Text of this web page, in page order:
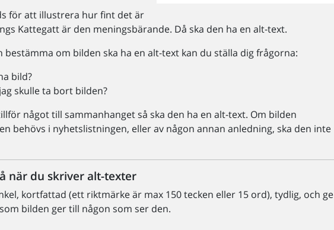
för att illustrera hur fint det är
Kattegatt är den meningsbärande. Då ska den ha en alt-text.
bestämma om bilden ska ha en alt-text kan du ställa dig frågorna:
bild?
skulle ta bort bilden?
något till sammanhanget så ska den ha en alt-text. Om bilden
behövs i nyhetslistningen, eller av någon annan anledning, ska den inte
när du skriver alt-texter
kortfattad (ett riktmärke är max 150 tecken eller 15 ord), tydlig, och ge
bilden ger till någon som ser den.